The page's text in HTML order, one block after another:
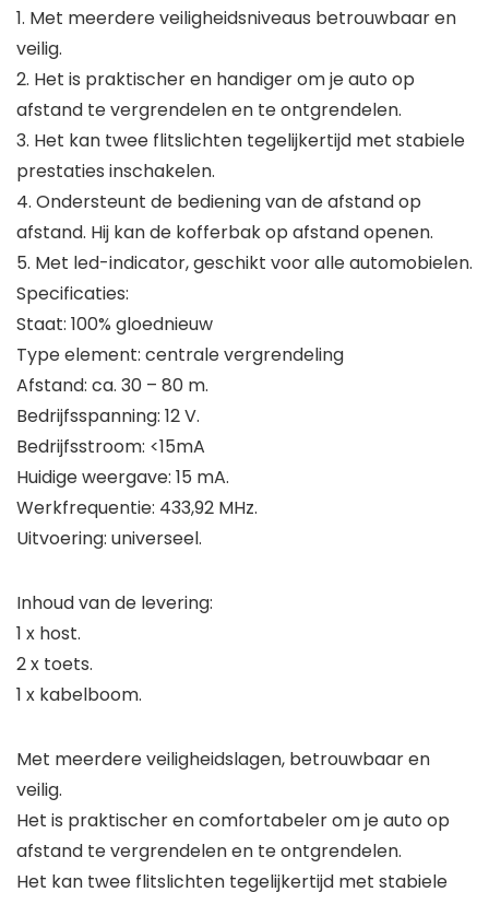
1. Met meerdere veiligheidsniveaus betrouwbaar en
veilig.
2. Het is praktischer en handiger om je auto op
afstand te vergrendelen en te ontgrendelen.
3. Het kan twee flitslichten tegelijkertijd met stabiele
prestaties inschakelen.
4. Ondersteunt de bediening van de afstand op
afstand. Hij kan de kofferbak op afstand openen.
5. Met led-indicator, geschikt voor alle automobielen.
Specificaties:
Staat: 100% gloednieuw
Type element: centrale vergrendeling
Afstand: ca. 30 – 80 m.
Bedrijfsspanning: 12 V.
Bedrijfsstroom: <15mA
Huidige weergave: 15 mA.
Werkfrequentie: 433,92 MHz.
Uitvoering: universeel.
Inhoud van de levering:
1 x host.
2 x toets.
1 x kabelboom.
Met meerdere veiligheidslagen, betrouwbaar en
veilig.
Het is praktischer en comfortabeler om je auto op
afstand te vergrendelen en te ontgrendelen.
Het kan twee flitslichten tegelijkertijd met stabiele